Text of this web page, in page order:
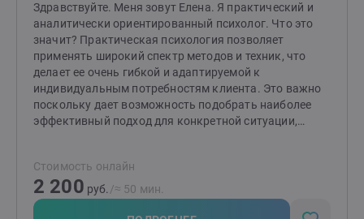
Здравствуйте. Меня зовут Елена. Я практический и
аналитически ориентированный психолог. Что это
значит? Практическая психология позволяет
применять широкий спектр методов и техник, что
делает ее очень гибкой и адаптируемой к
индивидуальным потребностям клиента. Это важно
поскольку дает возможность подобрать наиболее
эффективный подход для конкретной ситуации,
взаимодействию, развитию самосознания и навыков
для решения жизненных задач, что в итоге повышает
качество жизни и эмоциональное благополучие. В
Стоимость онлайн
2 200 руб. /≈ 50 мин.